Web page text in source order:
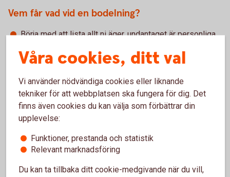
Vem får vad vid en bodelning?
Börja med att lista allt ni äger, undantaget är personliga
äktenskapsförord, villkor i testamente eller gåvobrev.
Dra dina skulder från värdet av det du äger.
Lägg ihop era värden och delar beloppet lika. Det är
endast överskottet ni delar på, inte eventuella skulder
och lån.
Bestäm vem som ska få vad. Du har i första hand rätt att
få dina egna saker och kan ge mellanskillnaden i pengar
till den andre. Om du ska överta en bostad måste du
ofta även överta de bolån som finns. Det är viktigt att
bodelningsavtalet skrivs på.
Våra cookies, ditt val
Vi använder nödvändiga cookies eller liknande
tekniker för att webbplatsen ska fungera för dig. Det
finns även cookies du kan välja som förbättrar din
upplevelse:
Funktioner, prestanda och statistik
Relevant marknadsföring
Du kan ta tillbaka ditt cookie-medgivande när du vill,